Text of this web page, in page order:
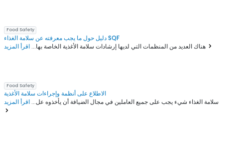
Food Safety
دليل حول ما يجب معرفته عن سلامة الغذاء SQF
هناك العديد من المنظمات التي لديها إرشادات سلامة الأغذية الخاصة بها...
Food Safety
الاطلاع على أنظمة وإجراءات سلامة الأغذية
سلامة الغذاء شيء يجب على جميع العاملين في مجال الضيافة أن يأخذوه عل... اقرأ المزيد